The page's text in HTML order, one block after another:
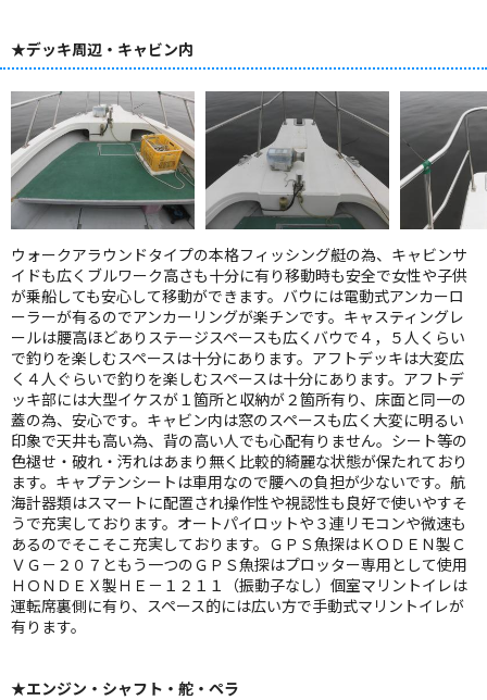
★デッキ周辺・キャビン内
ウォークアラウンドタイプの本格フィッシング艇の為、キャビンサ
イドも広くブルワーク高さも十分に有り移動時も安全で女性や子供
が乗船しても安心して移動ができます。バウには電動式アンカーロ
ーラーが有るのでアンカーリングが楽チンです。キャスティングレ
ールは腰高ほどありステージスペースも広くバウで４，５人くらい
で釣りを楽しむスペースは十分にあります。アフトデッキは大変広
く４人ぐらいで釣りを楽しむスペースは十分にあります。アフトデ
ッキ部には大型イケスが１箇所と収納が２箇所有り、床面と同一の
蓋の為、安心です。キャビン内は窓のスペースも広く大変に明るい
印象で天井も高い為、背の高い人でも心配有りません。シート等の
色褪せ・破れ・汚れはあまり無く比較的綺麗な状態が保たれており
ます。キャプテンシートは車用なので腰への負担が少ないです。航
海計器類はスマートに配置され操作性や視認性も良好で使いやすそ
うで充実しております。オートパイロットや３連リモコンや微速も
あるのでそこそこ充実しております。ＧＰＳ魚探はＫＯＤＥＮ製Ｃ
ＶＧ－２０７ともう一つのＧＰＳ魚探はプロッター専用として使用
ＨＯＮＤＥＸ製ＨＥ－１２１１（振動子なし）個室マリントイレは
運転席裏側に有り、スペース的には広い方で手動式マリントイレが
有ります。
★エンジン・シャフト・舵・ペラ